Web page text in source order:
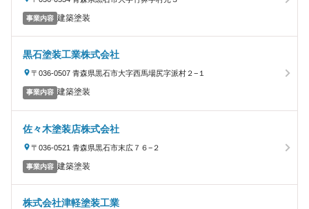
事業内容 建築塗装
黒石塗装工業株式会社
〒036-0507 青森県黒石市大字西馬場尻字派村２−１
事業内容 建築塗装
佐々木塗装店株式会社
〒036-0521 青森県黒石市末広７６−２
事業内容 建築塗装
株式会社津軽塗装工業